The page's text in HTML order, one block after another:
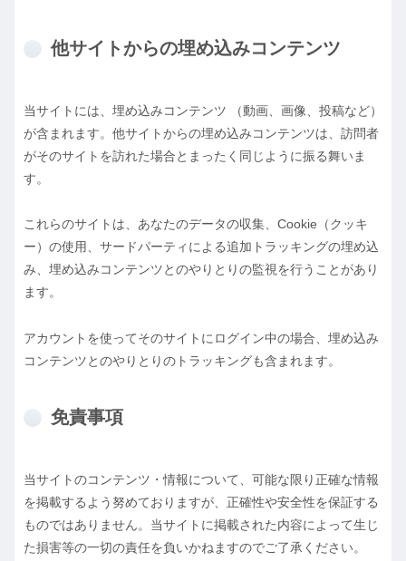
他サイトからの埋め込みコンテンツ
当サイトには、埋め込みコンテンツ （動画、画像、投稿など）
が含まれます。他サイトからの埋め込みコンテンツは、訪問者
がそのサイトを訪れた場合とまったく同じように振る舞いま
す。
これらのサイトは、あなたのデータの収集、Cookie（クッキ
ー）の使用、サードパーティによる追加トラッキングの埋め込
み、埋め込みコンテンツとのやりとりの監視を行うことがあり
ます。
アカウントを使ってそのサイトにログイン中の場合、埋め込み
コンテンツとのやりとりのトラッキングも含まれます。
免責事項
当サイトのコンテンツ・情報について、可能な限り正確な情報
を掲載するよう努めておりますが、正確性や安全性を保証する
ものではありません。当サイトに掲載された内容によって生じ
た損害等の一切の責任を負いかねますのでご了承ください。